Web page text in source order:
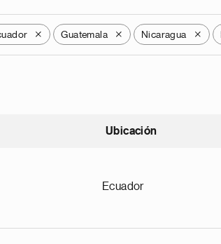
X Guatemala X Nicaragua X
Ubicación
Ecuador